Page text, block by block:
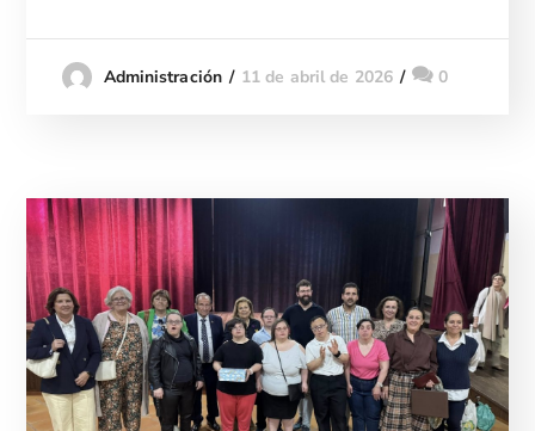
Administración 11 de abril de 2026 0